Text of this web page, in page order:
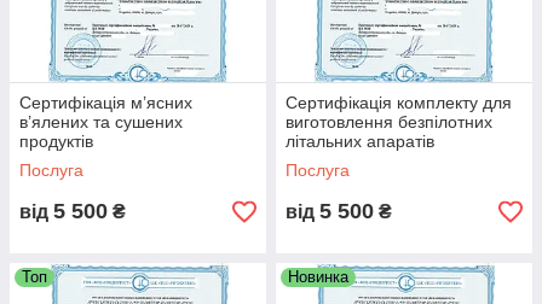
Сертифікація м’ясних
в’ялених та сушених
продуктів
Послуга
від 5 500 ₴
Сертифікація комплекту для
виготовлення безпілотних
літальних апаратів
Послуга
від 5 500 ₴
Топ Новинка